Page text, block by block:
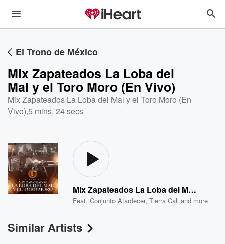
El Trono de México
Mix Zapateados La Loba del
Mal y el Toro Moro (En Vivo)
Mix Zapateados La Loba del Mal y el Toro Moro (En
Vivo),5 mins, 24 secs
Mix Zapateados La Loba del Mal y el Toro Moro (En Vivo)
Feat.Conjunto Atardecer,Tierra Cali and more
Similar Artists